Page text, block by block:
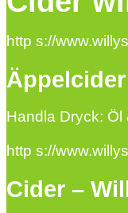
http s://
Handla Dryck:
http s://
Cider –